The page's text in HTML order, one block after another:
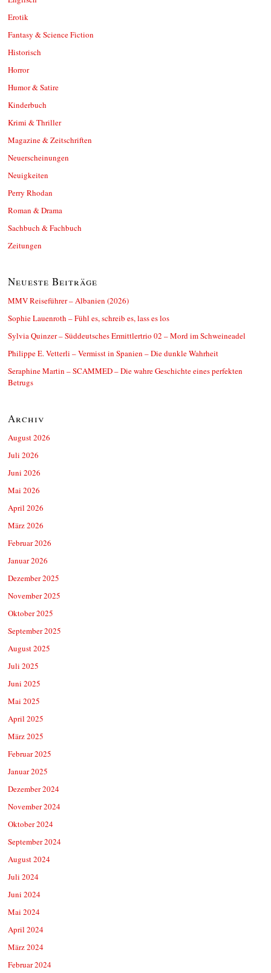
Erotik
Fantasy & Science Fiction
Historisch
Horror
Humor & Satire
Kinderbuch
Krimi & Thriller
Magazine & Zeitschriften
Neuerscheinungen
Neuigkeiten
Perry Rhodan
Roman & Drama
Sachbuch & Fachbuch
Zeitungen
Neueste Beiträge
MMV Reiseführer – Albanien (2026)
Sophie Lauenroth – Fühl es, schreib es, lass es los
Sylvia Quinzer – Süddeutsches Ermittlertrio 02 – Mord im Schweineadel
Philippe E. Vetterli – Vermisst in Spanien – Die dunkle Wahrheit
Seraphine Martin – SCAMMED – Die wahre Geschichte eines perfekten
Betrugs
Archiv
August 2026
Juli 2026
Juni 2026
Mai 2026
April 2026
März 2026
Februar 2026
Januar 2026
Dezember 2025
November 2025
Oktober 2025
September 2025
August 2025
Juli 2025
Juni 2025
Mai 2025
April 2025
März 2025
Februar 2025
Januar 2025
Dezember 2024
November 2024
Oktober 2024
September 2024
August 2024
Juli 2024
Juni 2024
Mai 2024
April 2024
März 2024
Februar 2024